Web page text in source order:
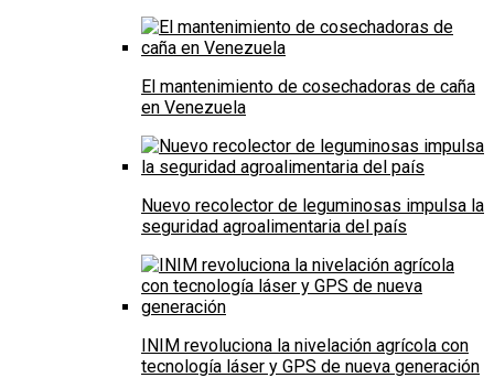
El mantenimiento de cosechadoras de caña
en Venezuela
Nuevo recolector de leguminosas impulsa la
seguridad agroalimentaria del país
INIM revoluciona la nivelación agrícola con
tecnología láser y GPS de nueva generación